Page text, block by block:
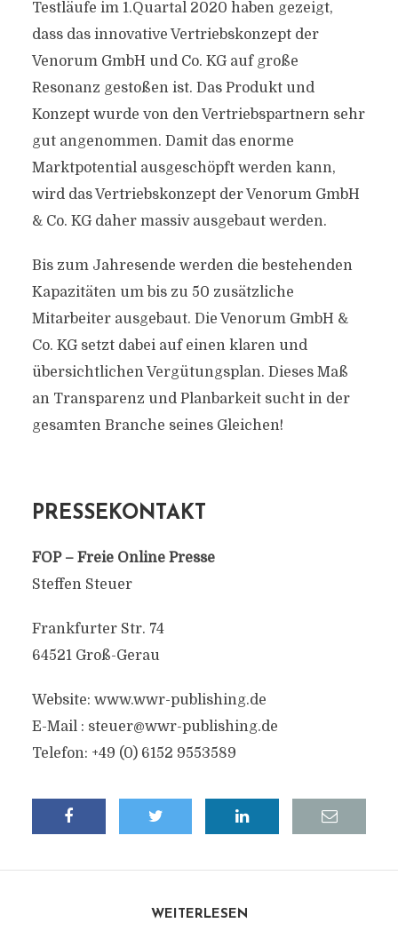
Testläufe im 1.Quartal 2020 haben gezeigt,
dass das innovative Vertriebskonzept der
Venorum GmbH und Co. KG auf große
Resonanz gestoßen ist. Das Produkt und
Konzept wurde von den Vertriebspartnern sehr
gut angenommen. Damit das enorme
Marktpotential ausgeschöpft werden kann,
wird das Vertriebskonzept der Venorum GmbH
& Co. KG daher massiv ausgebaut werden.
Bis zum Jahresende werden die bestehenden
Kapazitäten um bis zu 50 zusätzliche
Mitarbeiter ausgebaut. Die Venorum GmbH &
Co. KG setzt dabei auf einen klaren und
übersichtlichen Vergütungsplan. Dieses Maß
an Transparenz und Planbarkeit sucht in der
gesamten Branche seines Gleichen!
PRESSEKONTAKT
FOP – Freie Online Presse
Steffen Steuer
Frankfurter Str. 74
64521 Groß-Gerau
Website: www.wwr-publishing.de
E-Mail : steuer@wwr-publishing.de
Telefon: +49 (0) 6152 9553589
WEITERLESEN